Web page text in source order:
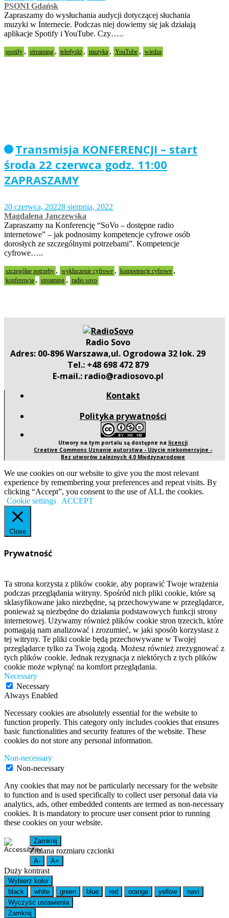
PSONI Gdańsk
Zapraszamy do wysłuchania audycji dotyczącej słuchania
muzyki w Internecie. Podczas niej dowiemy się jak działają
aplikacje Spotify i YouTube. Czy…..
spotify , streaming , teledyski , muzyka , YouTube , wiedza
Transmisja KONFERENCJI – start
środa 22 czerwca godz. 11:00
ZAPRASZAMY
20 czerwca, 20228 sierpnia, 2022
Magdalena Janczewska
Zapraszamy na Konferencję “SoVo – dostępne radio
internetowe” – jak podnosimy kompetencje cyfrowe osób
dorosłych ze szczególnymi potrzebami”. Kompetencje
cyfrowe…..
szczególne potrzeby , wykluczenie cyfrowe , kompetencje cyfrowe ,
konferencja , streaming , radio sovo
Radio Sovo
Adres: 00-896 Warszawa,ul. Ogrodowa 32 lok. 29
Tel.: +48 698 472 879
E-mail.: radio@radiosovo.pl
Kontakt
Polityka prywatności
Utwory na tym portalu są dostępne na licencji
Creative Commons Uznanie autorstwa - Użycie niekomercyjne -
Bez utworów zależnych 4.0 Międzynarodowe
We use cookies on our website to give you the most relevant
experience by remembering your preferences and repeat visits. By
clicking “Accept”, you consent to the use of ALL the cookies.
Cookie settings
ACCEPT
Close
Prywatność
Ta strona korzysta z plików cookie, aby poprawić Twoje wrażenia
podczas przeglądania witryny. Spośród nich pliki cookie, które są
sklasyfikowane jako niezbędne, są przechowywane w przeglądarce,
ponieważ są niezbędne do działania podstawowych funkcji strony
internetowej. Używamy również plików cookie stron trzecich, które
pomagają nam analizować i zrozumieć, w jaki sposób korzystasz z
tej witryny. Te pliki cookie będą przechowywane w Twojej
przeglądarce tylko za Twoją zgodą. Możesz również zrezygnować z
tych plików cookie. Jednak rezygnacja z niektórych z tych plików
cookie może wpłynąć na komfort przeglądania.
Necessary
Necessary
Always Enabled
Necessary cookies are absolutely essential for the website to
function properly. This category only includes cookies that ensures
basic functionalities and security features of the website. These
cookies do not store any personal information.
Non-necessary
Non-necessary
Any cookies that may not be particularly necessary for the website
to function and is used specifically to collect user personal data via
analytics, ads, other embedded contents are termed as non-necessary
cookies. It is mandatory to procure user consent prior to running
these cookies on your website.
Zamknij
Zmiana rozmiaru czcionki
A- A+
Duży kontrast
Wybierz kolor
black
white green blue red orange yellow
navi
Wyczyść ustawienia
Zamknij